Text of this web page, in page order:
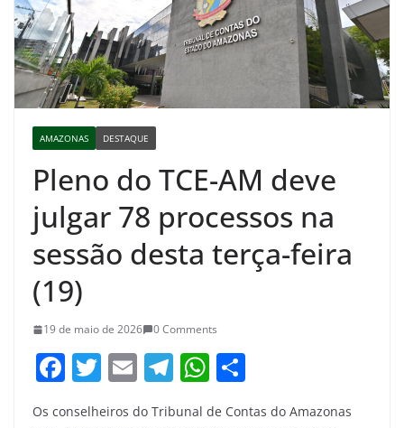
AMAZONAS DESTAQUE
​Pleno do TCE-AM deve
julgar 78 processos na
sessão desta terça-feira
(19)
19 de maio de 2026 0 Comments
F T
w
E
m
T W
h
Os conselheiros do Tribunal de Contas do Amazonas